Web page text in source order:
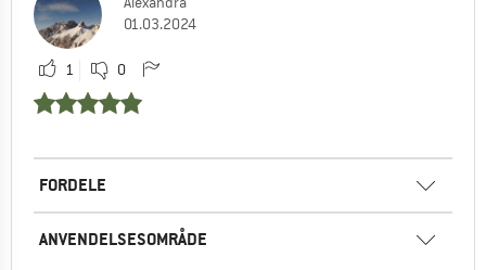
01.03.2024
1 0
FORDELE
ANVENDELSESOMRÅDE